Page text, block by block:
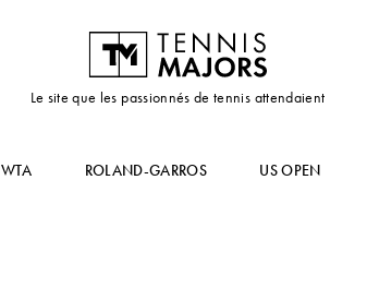
Le site que les passionnés de tennis attendaient
WTA ROLAND-GARROS US OPEN